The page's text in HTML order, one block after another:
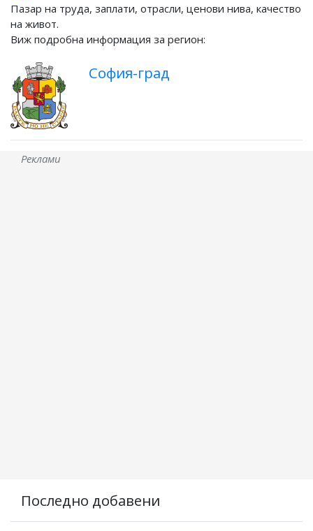
Пазар на труда, заплати, отрасли, ценови нива, качество
на живот.
Виж подробна информация за регион:
София-град
Реклами
Последно добавени